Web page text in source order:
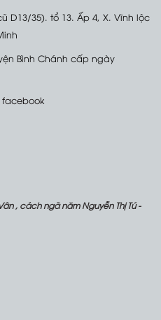
D13/35). tổ 13. Ấp 4, X. Vĩnh lộc
Bình Chánh cấp ngày
, cách ngã năm Nguyễn Thị Tú -